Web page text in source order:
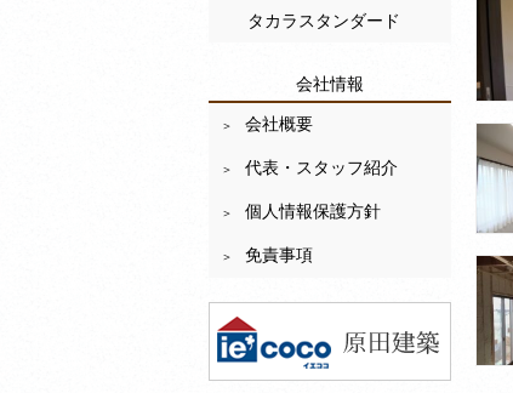
タカラスタンダード
会社情報
会社概要
代表・スタッフ紹介
個人情報保護方針
免責事項